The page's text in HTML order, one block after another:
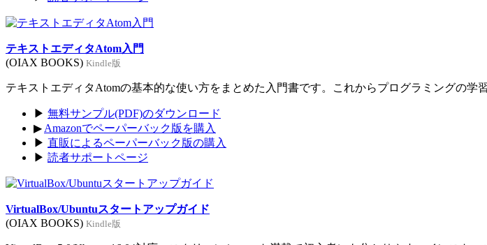
テキストエディタAtom入門
(OIAX BOOKS) Kindle版
テキストエディタAtomの基本的な使い方をまとめた入門書です。これからプログラミングの学
▶ 無料サンプル(PDF)のダウンロード
▶ Amazonでペーパーバック版を購入
▶ 直販によるペーパーバック版の購入
▶ 読者サポートページ
VirtualBox/Ubuntuスタートアップガイド
(OIAX BOOKS) Kindle版